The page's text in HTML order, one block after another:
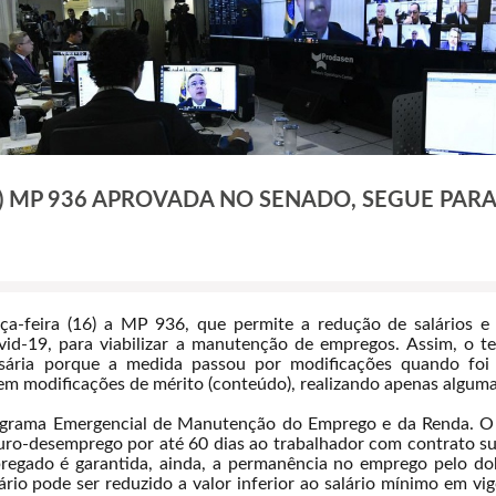
936 APROVADA NO SENADO, SEGUE
feira (16) a MP 936, que permite a redução de salários e
19, para viabilizar a manutenção de empregos. Assim, o
porque a medida passou por modificações quando
modificações de mérito (conteúdo), realizando apenas
Emergencial de Manutenção do Emprego e da Renda.
desemprego por até 60 dias ao trabalhador com contrato
é garantida, ainda, a permanência no emprego pelo
pode ser reduzido a valor inferior ao salário mínimo em